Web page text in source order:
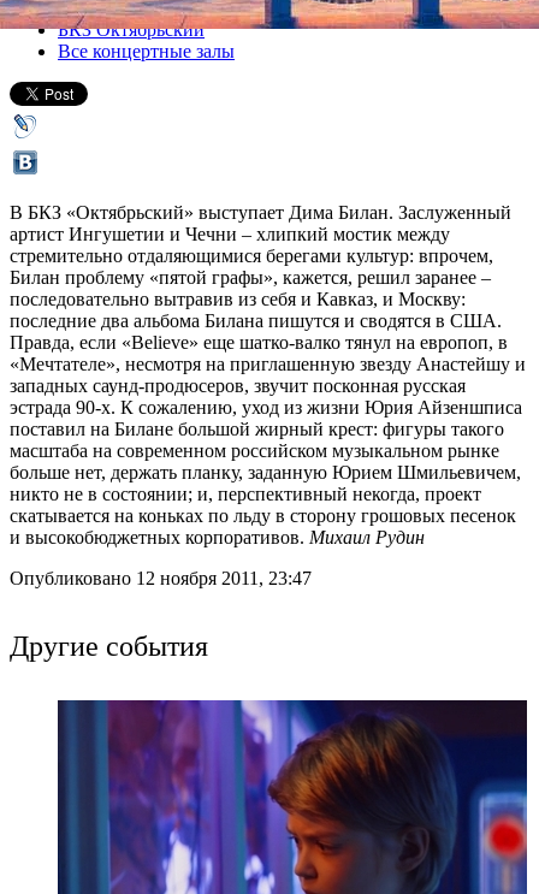
БКЗ Октябрьский
Все концертные залы
В БКЗ «Октябрьский» выступает Дима Билан. Заслуженный
артист Ингушетии и Чечни – хлипкий мостик между
стремительно отдаляющимися берегами культур: впрочем,
Билан проблему «пятой графы», кажется, решил заранее –
последовательно вытравив из себя и Кавказ, и Москву:
последние два альбома Билана пишутся и сводятся в США.
Правда, если «Believe» еще шатко-валко тянул на европоп, в
«Мечтателе», несмотря на приглашенную звезду Анастейшу и
западных саунд-продюсеров, звучит посконная русская
эстрада 90-х. К сожалению, уход из жизни Юрия Айзеншписа
поставил на Билане большой жирный крест: фигуры такого
масштаба на современном российском музыкальном рынке
больше нет, держать планку, заданную Юрием Шмильевичем,
никто не в состоянии; и, перспективный некогда, проект
скатывается на коньках по льду в сторону грошовых песенок
и высокобюджетных корпоративов. Михаил Рудин
Опубликовано 12 ноября 2011, 23:47
Другие события